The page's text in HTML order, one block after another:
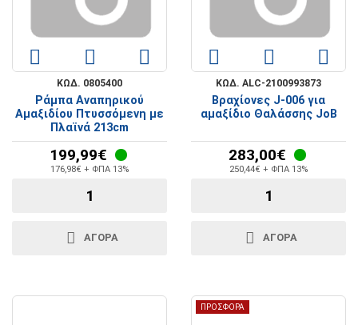
ΚΩΔ. 0805400
Ράμπα Αναπηρικού
Αμαξιδίου Πτυσσόμενη με
Πλαϊνά 213cm
199,99€
176,98€ + ΦΠΑ 13%
ΑΓΟΡΑ
ΚΩΔ. ALC-2100993873
Βραχίονες J-006 για
αμαξίδιο Θαλάσσης JoB
283,00€
250,44€ + ΦΠΑ 13%
ΑΓΟΡΑ
ΠΡΟΣΦΟΡΑ